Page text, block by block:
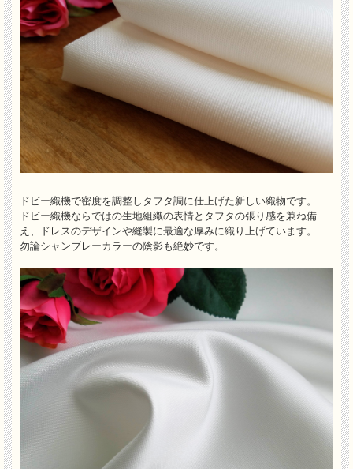
ドビー織機で密度を調整しタフタ調に仕上げた新しい織物です。
ドビー織機ならではの生地組織の表情とタフタの張り感を兼ね備
え、ドレスのデザインや縫製に最適な厚みに織り上げています。
勿論シャンブレーカラーの陰影も絶妙です。